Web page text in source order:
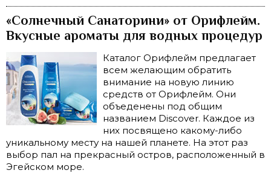
«Солнечный Санаторини» от Орифлейм.
Вкусные ароматы для водных процедур
Каталог Орифлейм предлагает
всем желающим обратить
внимание на новую линию
средств от Орифлейм. Они
объеденены под общим
названием Discover. Каждое из
них посвящено какому-либо
уникальному месту на нашей планете. На этот раз
выбор пал на прекрасный остров, расположенный в
Эгейском море.